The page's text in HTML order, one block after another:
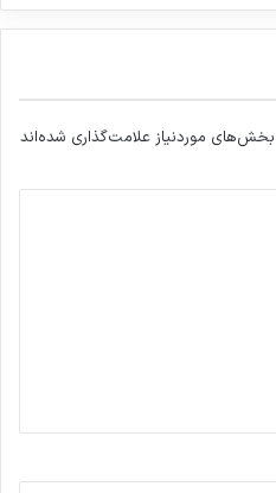
بخش‌های موردنیاز علامت‌گذاری شده‌اند